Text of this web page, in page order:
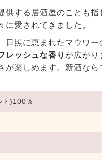
する居酒屋のことも
愛されてきました。
照に恵まれたマウワー
レッシュな香り が広がり
が楽しめます。新酒な
ト)100％